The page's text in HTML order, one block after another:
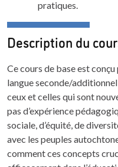
pratiques.
Description du
Ce cours de base est
langue seconde/
ceux et celles qui sont
pas d’expérience
sociale, d’équité, de
avec les peuples
comment ces concepts